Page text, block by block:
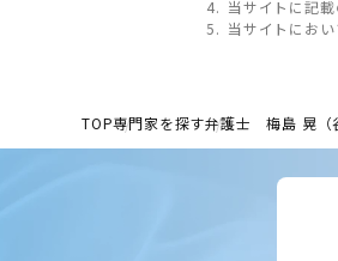
当サイトに記
当サイトにお
TOP専門家を探す弁護士 梅島 晃（